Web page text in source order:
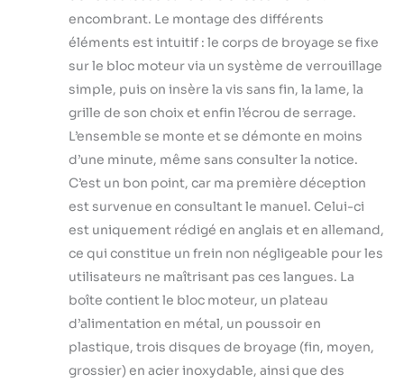
maison.
Variés : Avec 3
grilles de coupe
(grosse, moyenne
et fine) et 4
différentes lames
en acier
inoxydable, vous
pouvez obtenir
différents niveaux
de hachage selon
vos besoins.
Nettoyage Facile :
Tous les
accessoires sont
démontables et
lavables à l'eau
savonneuse tiède.
encombrant. Le montage des différents
éléments est intuitif : le corps de broyage se fixe
sur le bloc moteur via un système de verrouillage
simple, puis on insère la vis sans fin, la lame, la
grille de son choix et enfin l’écrou de serrage.
L’ensemble se monte et se démonte en moins
d’une minute, même sans consulter la notice.
C’est un bon point, car ma première déception
est survenue en consultant le manuel. Celui-ci
est uniquement rédigé en anglais et en allemand,
ce qui constitue un frein non négligeable pour les
utilisateurs ne maîtrisant pas ces langues. La
boîte contient le bloc moteur, un plateau
d’alimentation en métal, un poussoir en
plastique, trois disques de broyage (fin, moyen,
grossier) en acier inoxydable, ainsi que des